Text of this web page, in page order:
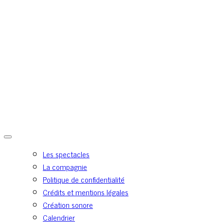
Les spectacles
La compagnie
Politique de confidentialité
Crédits et mentions légales
Création sonore
Calendrier